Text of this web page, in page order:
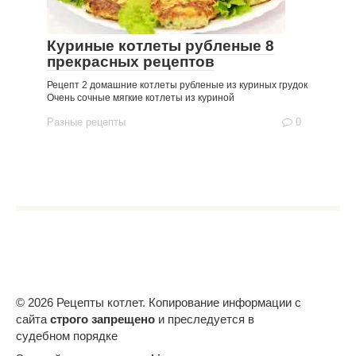
Куриные котлеты рубленые 8
прекрасных рецептов
Рецепт 2 домашние котлеты рубленые из куриных грудок
Очень сочные мягкие котлеты из куриной
Разные рецепты 0
© 2026 Рецепты котлет. Копирование информации с
сайта строго запрещено и преследуется в
судебном порядке